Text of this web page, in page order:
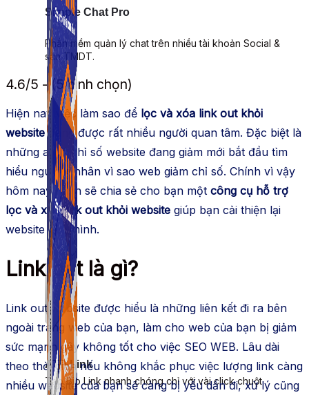
ATP Link
Tạo Bio Link nhanh chóng chỉ với vài click chuột
Simple Chat Pro
Phần mềm quản lý chat trên nhiều tài khoản Social &
sàn TMDT.
4.6/5 - (5 bình chọn)
Hiện nay việc làm sao để lọc và xóa link out khỏi
websiteđang được rất nhiều người quan tâm. Đặc biệt là
những ai có chỉ số website đang giảm mới bắt đầu tìm
hiểu nguyên nhân vì sao web giảm chỉ số. Chính vì vậy
hôm nay mình sẽ chia sẻ cho bạn một công cụ hỗ trợ
lọc và xóa link out khỏi website giúp bạn cải thiện lại
website của mình.
Link out là gì?
Link out website được hiểu là những liên kết đi ra bên
ngoài trang web của bạn, làm cho web của bạn bị giảm
sức mạnh gây không tốt cho việc SEO WEB. Lâu dài
theo thời gian nếu không khắc phục việc lượng link càng
nhiều website của bạn sẽ càng bị yếu dần đi, xử lý cũng